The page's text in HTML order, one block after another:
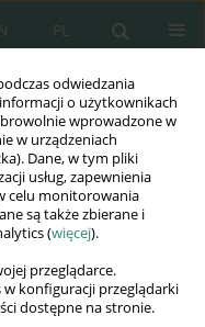
odwiedzania
o użytkownikach
wprowadzone w
w urządzeniach
Dane, w tym pliki
usług, zapewnienia
celu monitorowania
są także zbierane i
(więcej).
przeglądarce.
konfiguracji przeglądarki
dostępne na stronie.
PL